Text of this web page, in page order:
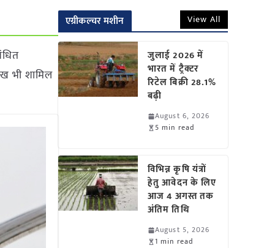
भी शामिल
एग्रीकल्चर मशीन View All
जुलाई 2026 में
भारत में ट्रैक्टर
रिटेल बिक्री 28.1%
बढ़ी
August 6, 2026
5 min read
विभिन्न कृषि यंत्रों
हेतु आवेदन के लिए
आज 4 अगस्त तक
अंतिम तिथि
August 5, 2026
1 min read